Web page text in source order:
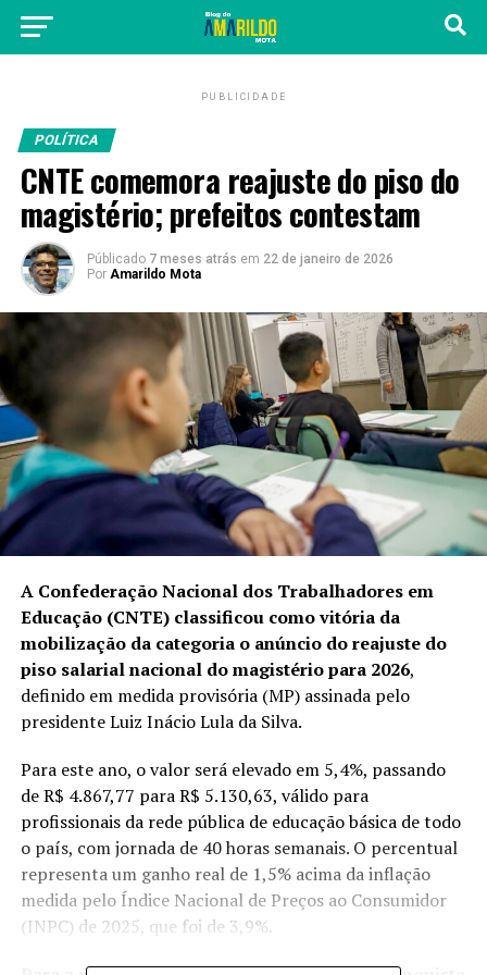
PUBLICIDADE
POLÍTICA
CNTE comemora reajuste do piso do
magistério; prefeitos contestam
Públicado 7 meses atrás em 22 de janeiro de 2026
Por Amarildo Mota
A Confederação Nacional dos Trabalhadores em
Educação (CNTE) classificou como vitória da
mobilização da categoria o anúncio do reajuste do
piso salarial nacional do magistério para 2026,
definido em medida provisória(MP) assinada pelo
presidente Luiz Inácio Lula da Silva.
Para este ano, o valor será elevado em 5,4%, passando
de R$ 4.867,77 para R$ 5.130,63, válido para
profissionais da rede pública de educação básica de todo
o país, com jornada de 40 horas semanais. O percentual
representa um ganho real de 1,5% acima da inflação
medida pelo Índice Nacional de Preços ao Consumidor
(INPC) de 2025, que foi de 3,9%.